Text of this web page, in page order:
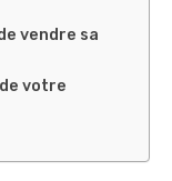
vendre sa
votre